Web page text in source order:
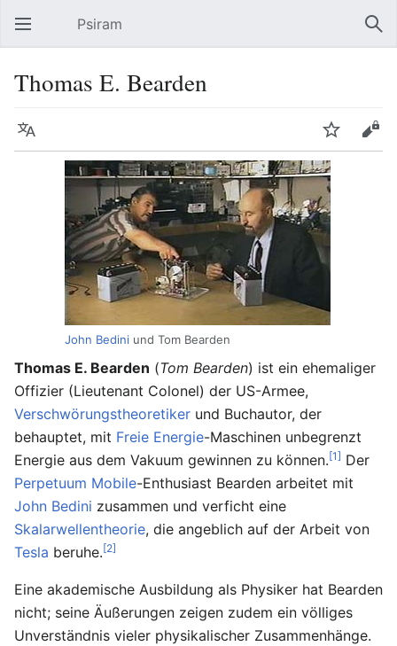
Hauptmenü öffnen Psiram
Thomas E. Bearden
Sprache Beobachten Bearbeiten
John Bedini und Tom Bearden
Thomas E. Bearden (Tom Bearden) ist ein ehemaliger
Offizier (Lieutenant Colonel) der US-Armee,
Verschwörungstheoretiker und Buchautor, der
behauptet, mit Freie Energie-Maschinen unbegrenzt
Energie aus dem Vakuum gewinnen zu können.[1] Der
Perpetuum Mobile-Enthusiast Bearden arbeitet mit
John Bedini zusammen und verficht eine
Skalarwellentheorie, die angeblich auf der Arbeit von
Tesla beruhe.[2]
Eine akademische Ausbildung als Physiker hat Bearden
nicht; seine Äußerungen zeigen zudem ein völliges
Unverständnis vieler physikalischer Zusammenhänge.